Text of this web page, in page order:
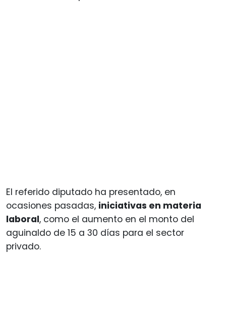
El referido diputado ha presentado, en
ocasiones pasadas, iniciativas en materia
laboral, como el aumento en el monto del
aguinaldo de 15 a 30 días para el sector
privado.